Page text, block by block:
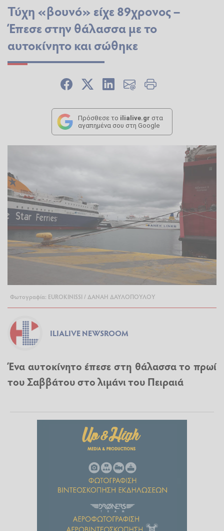
Τύχη «βουνό» είχε 89χρονος –
Έπεσε στην θάλασσα με το
αυτοκίνητο και σώθηκε
Πρόσθεσε το ilialive.gr στα
αγαπημένα σου στη Google
Φωτογραφία: EUROKINISSI / ΔΑΝΑΗ ΔΑΥΛΟΠΟΥΛΟΥ
ILIALIVE NEWSROOM
Ένα αυτοκίνητο έπεσε στη θάλασσα το πρωί
του Σαββάτου στο λιμάνι του Πειραιά